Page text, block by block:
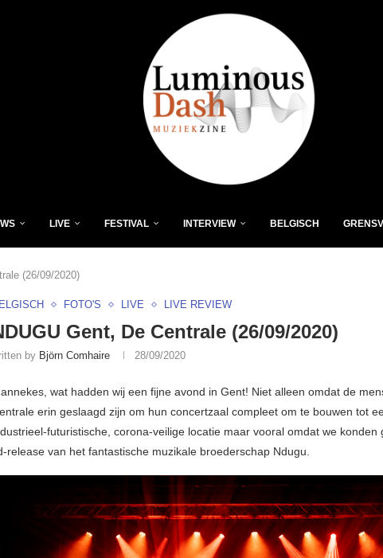
LIVE FESTIVAL INTERVIEW BELGISCH
(26/09/2020)
FOTO'S LIVE LIVE REVIEW
Gent, De Centrale (26/09/2020)
by Björn Comhaire 28/09/2020
wat hadden wij een fijne avond in Gent! Niet alleen omdat de
erin geslaagd zijn om hun concertzaal compleet om te bouwen tot
futuristische, corona-veilige locatie maar vooral omdat we konden
release van het fantastische muzikale broederschap Ndugu.